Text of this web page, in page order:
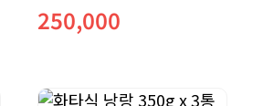
250,000